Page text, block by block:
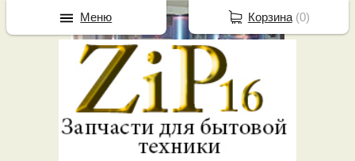
Корзина(0)
Меню